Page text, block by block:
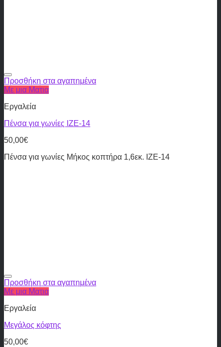
Προσθήκη στα αγαπημένα
Με μια Ματια
Εργαλεία
Πένσα για γωνίες IZE-14
50,00€
Πένσα για γωνίες Μήκος κοπτήρα 1,6εκ. IZE-14
Προσθήκη στα αγαπημένα
Με μια Ματια
Εργαλεία
Μεγάλος κόφτης
50,00€